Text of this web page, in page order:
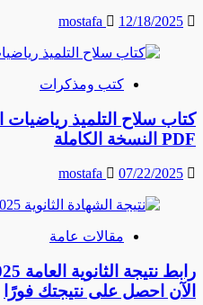
mostafa 12/18/2025
كتب ومذكرات
PDF النسخة الكاملة
mostafa 07/22/2025
مقالات عامة
الآن احصل على نتيجتك فورًا